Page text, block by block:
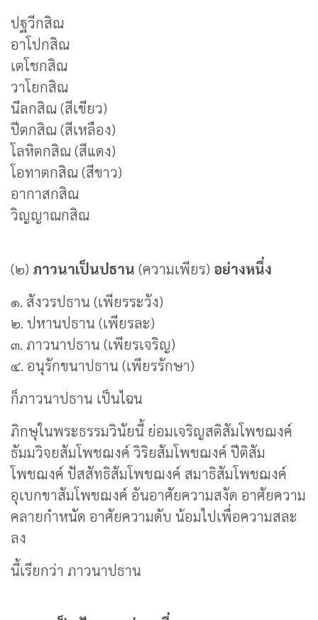
ปฐวีกสิณ
อาโปกสิณ
เตโชกสิณ
วาโยกสิณ
นีลกสิณ (สีเขียว)
ปีตกสิณ (สีเหลือง)
โลหิตกสิณ (สีแดง)
โอทาตกสิณ (สีขาว)
อากาสกสิณ
วิญญาณกสิณ
(๒) ภาวนาเป็นปธาน (ความเพียร) อย่างหนึ่ง
๑. สังวรปธาน (เพียรระวัง)
๒. ปหานปธาน (เพียรละ)
๓. ภาวนาปธาน (เพียรเจริญ)
๔. อนุรักขนาปธาน ​(เพียรรักษา)
ก็ภาวนาปธาน เป็นไฉน
ภิกษุในพระธรรมวินัยนี้ ย่อมเจริญสติสัมโพชฌงค์
ธัมมวิจยสัมโพชฌงค์ วิริยสัมโพชฌงค์ ปีติสัม
โพชฌงค์ ปัสสัทธิสัมโพชฌงค์ สมาธิสัมโพชฌงค์
อุเบกขาสัมโพชฌงค์ อันอาศัยความสงัด อาศัยความ
คลายกำหนัด อาศัยความดับ น้อมไปเพื่อความสละ
ลง
นี้เรียกว่า ภาวนาปธาน